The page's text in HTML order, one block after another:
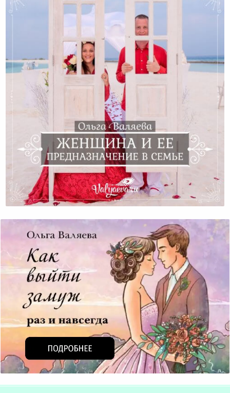
Женщина И Ее Предназначение В Семье